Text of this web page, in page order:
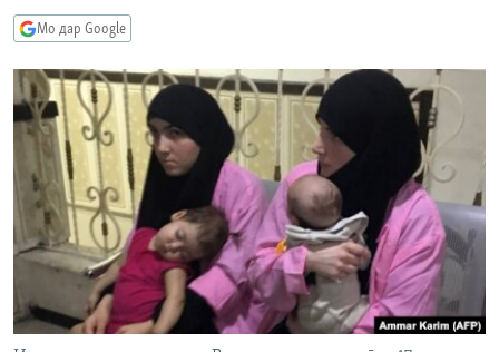
ҷустор
ВАРЗИШ
ОЗОДӢ ОНЛАЙН
ЧАНДРАСОНАӢ
ВИДЕО
НИГОРИСТОН
ГУЗОРИШҲОИ РАДИОӢ
РӮЙХАТҲО
КИТОБҲОИ ОЗОДӢ
Русский
ПАЙГИРӢ КУНЕД
Мо дар Google